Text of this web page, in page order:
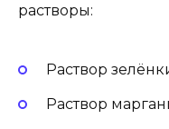
растворы:
Раствор
Раствор